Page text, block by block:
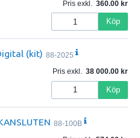
Pris exkl. 360.00
Köp
(kit) 88-2025
Pris exkl. 38 000.00
Köp
88-100B